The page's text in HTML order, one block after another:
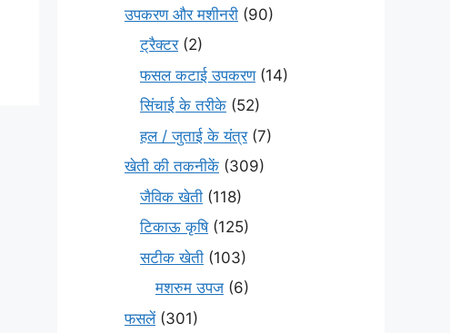
उपकरण और मशीनरी (90)
ट्रैक्टर(2)
फसल कटाई उपकरण(14)
सिंचाई के तरीके (52)
हल / जुताई के यंत्र(7)
खेती की तकनीकें (309)
जैविक खेती (118)
टिकाऊ कृषि(125)
सटीक खेती (103)
मशरुम उपज (6)
फसलें(301)